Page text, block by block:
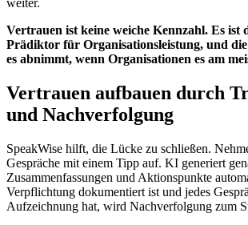
Vertrauen ist keine weiche Kennzahl. Es ist
Prädiktor für Organisationsleistung, und die
es abnimmt, wenn Organisationen es am
Vertrauen aufbauen durch
und Nachverfolgung
SpeakWise hilft, die Lücke zu schließen.
Gespräche mit einem Tipp auf. KI generiert
Zusammenfassungen und Aktionspunkte
Verpflichtung dokumentiert ist und jedes
Aufzeichnung hat, wird Nachverfolgung zum